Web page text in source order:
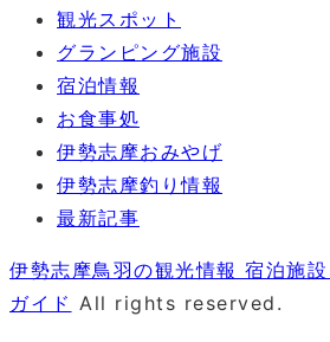
観光スポット
グランピング施設
宿泊情報
お食事処
伊勢志摩おみやげ
伊勢志摩釣り情報
最新記事
伊勢志摩鳥羽の観光情報 宿泊施
ガイド All rights reserved.